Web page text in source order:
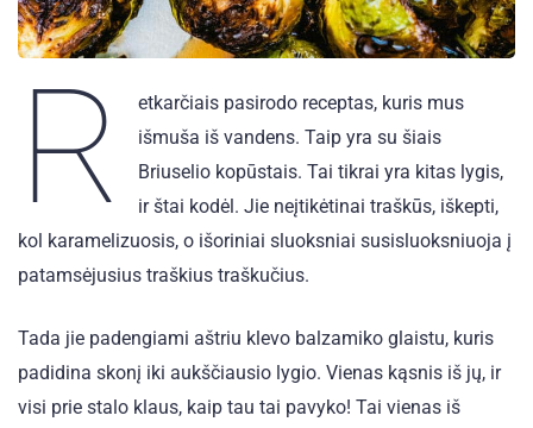
R
etkarčiais pasirodo receptas, kuris mus
išmuša iš vandens. Taip yra su šiais
Briuselio kopūstais. Tai tikrai yra kitas lygis,
ir štai kodėl. Jie neįtikėtinai traškūs, iškepti,
kol karamelizuosis, o išoriniai sluoksniai susisluoksniuoja į
patamsėjusius traškius traškučius.
Tada jie padengiami aštriu klevo balzamiko glaistu, kuris
padidina skonį iki aukščiausio lygio. Vienas kąsnis iš jų, ir
visi prie stalo klaus, kaip tau tai pavyko! Tai vienas iš